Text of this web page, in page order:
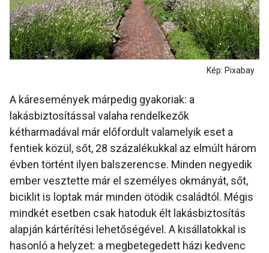
Kép: Pixabay
A káresemények márpedig gyakoriak: a
lakásbiztosítással valaha rendelkezők
kétharmadával már előfordult valamelyik eset a
fentiek közül, sőt, 28 százalékukkal az elmúlt három
évben történt ilyen balszerencse. Minden negyedik
ember vesztette már el személyes okmányát, sőt,
biciklit is loptak már minden ötödik családtól. Mégis
mindkét esetben csak hatoduk élt lakásbiztosítás
alapján kártérítési lehetőségével. A kisállatokkal is
hasonló a helyzet: a megbetegedett házi kedvenc